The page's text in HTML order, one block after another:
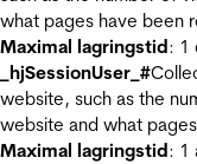
what pages have been
Maximal lagringstid: 1
_hjSessionUser_#
website, such as the
website and what
Maximal lagringstid: 1